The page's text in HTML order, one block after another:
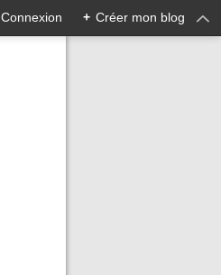
Connexion + Créer mon blog